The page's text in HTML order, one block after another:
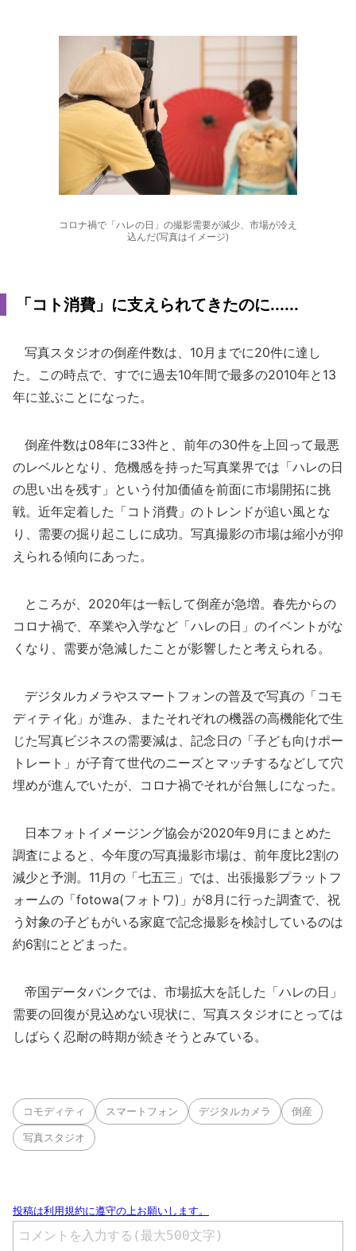
コロナ禍で「ハレの日」の撮影需要が減少、市場が冷え
込んだ(写真はイメージ)
「コト消費」に支えられてきたのに......
写真スタジオの倒産件数は、10月までに20件に達し
た。この時点で、すでに過去10年間で最多の2010年と13
年に並ぶことになった。
倒産件数は08年に33件と、前年の30件を上回って最悪
のレベルとなり、危機感を持った写真業界では「ハレの日
の思い出を残す」という付加価値を前面に市場開拓に挑
戦。近年定着した「コト消費」のトレンドが追い風とな
り、需要の掘り起こしに成功。写真撮影の市場は縮小が抑
えられる傾向にあった。
ところが、2020年は一転して倒産が急増。春先からの
コロナ禍で、卒業や入学など「ハレの日」のイベントがな
くなり、需要が急減したことが影響したと考えられる。
デジタルカメラやスマートフォンの普及で写真の「コモ
ディティ化」が進み、またそれぞれの機器の高機能化で生
じた写真ビジネスの需要減は、記念日の「子ども向けポー
トレート」が子育て世代のニーズとマッチするなどして穴
埋めが進んでいたが、コロナ禍でそれが台無しになった。
日本フォトイメージング協会が2020年9月にまとめた
調査によると、今年度の写真撮影市場は、前年度比2割の
減少と予測。11月の「七五三」では、出張撮影プラットフ
ォームの「fotowa(フォトワ)」が8月に行った調査で、祝
う対象の子どもがいる家庭で記念撮影を検討しているのは
約6割にとどまった。
帝国データバンクでは、市場拡大を託した「ハレの日」
需要の回復が見込めない現状に、写真スタジオにとっては
しばらく忍耐の時期が続きそうとみている。
コモディティ スマートフォン デジタルカメラ 倒産
写真スタジオ